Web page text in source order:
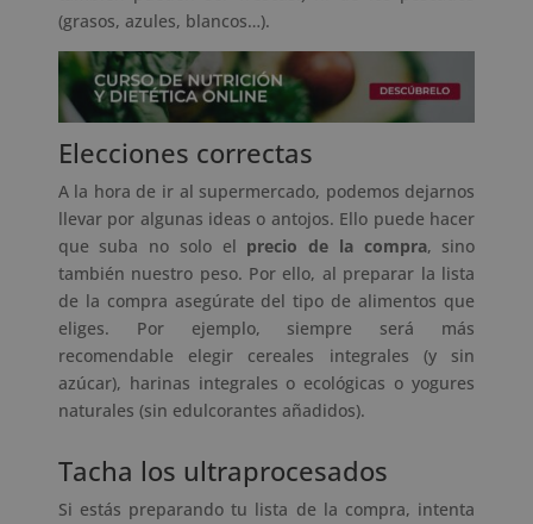
(grasos, azules, blancos…).
Elecciones correctas
A la hora de ir al supermercado, podemos dejarnos
llevar por algunas ideas o antojos. Ello puede hacer
que suba no solo el precio de la compra, sino
también nuestro peso. Por ello, al preparar la lista
de la compra asegúrate del tipo de alimentos que
eliges. Por ejemplo, siempre será más
recomendable elegir cereales integrales (y sin
azúcar), harinas integrales o ecológicas o yogures
naturales (sin edulcorantes añadidos).
Tacha los ultraprocesados
Si estás preparando tu lista de la compra, intenta